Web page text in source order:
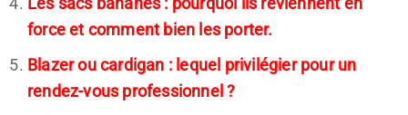
force et comment bien les porter.
Blazer ou cardigan : lequel privilégier pour un
rendez-vous professionnel ?